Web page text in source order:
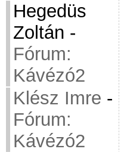
Hegedüs
Zoltán -
Fórum:
Kávézó2
Klész Imre -
Fórum:
Kávézó2